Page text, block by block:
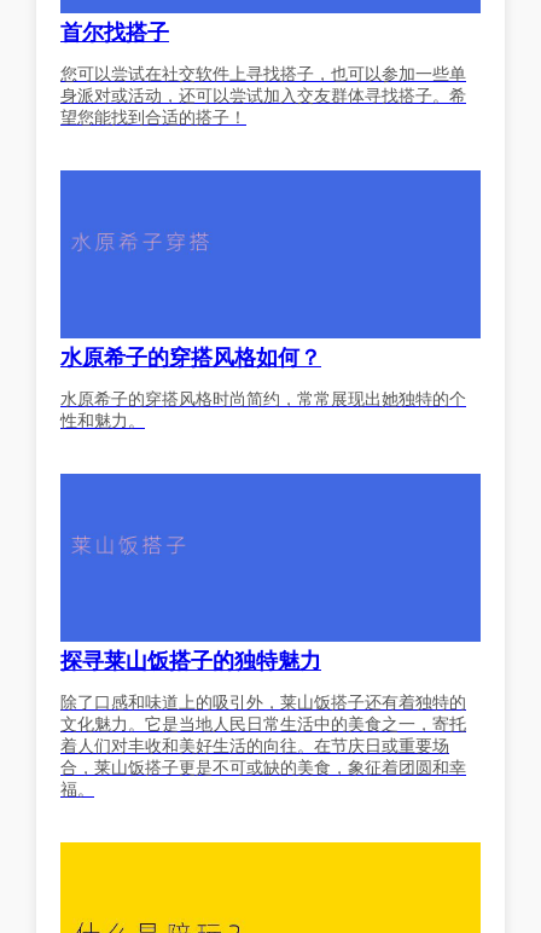
首尔找搭子
您可以尝试在社交软件上寻找搭子，也可以参加一些单
身派对或活动，还可以尝试加入交友群体寻找搭子。希
望您能找到合适的搭子！
水原希子的穿搭风格如何？
水原希子的穿搭风格时尚简约，常常展现出她独特的个
性和魅力。
探寻莱山饭搭子的独特魅力
除了口感和味道上的吸引外，莱山饭搭子还有着独特的
文化魅力。它是当地人民日常生活中的美食之一，寄托
着人们对丰收和美好生活的向往。在节庆日或重要场
合，莱山饭搭子更是不可或缺的美食，象征着团圆和幸
福。